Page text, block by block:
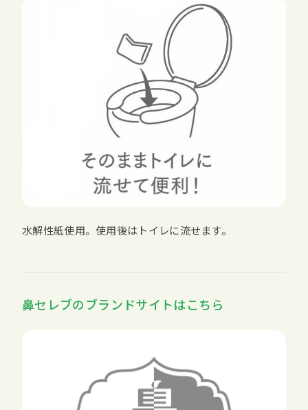
水解性紙使用。使用後はトイレに流せます。
鼻セレブのブランドサイトはこちら